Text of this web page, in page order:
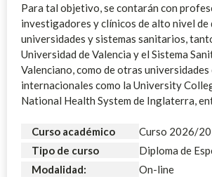
Para tal objetivo, se contarán con
investigadores y clínicos de alto nivel
universidades y sistemas sanitarios,
Universidad de Valencia y el Sistema
Valenciano, como de otras universidades
internacionales como la University
National Health System de Inglaterra,
Curso académico
Curso 2026/
Tipo de curso
Diploma de
Modalidad:
On-line